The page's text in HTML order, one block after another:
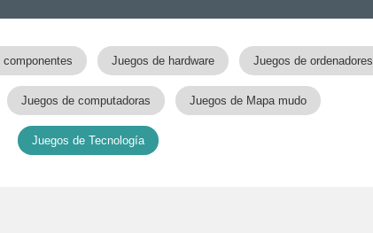
Juegos de hardware Juegos de ordenadores
Juegos de computadoras Juegos de Mapa mudo
Juegos de Tecnología